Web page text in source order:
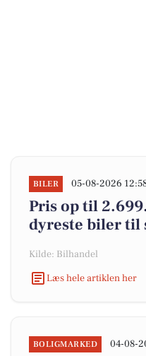
BILER 05-08-2026
Pris op til
dyreste biler til
Kilde: Bilhandel
Læs hele artiklen her
BOLIGMARKED 04-08-